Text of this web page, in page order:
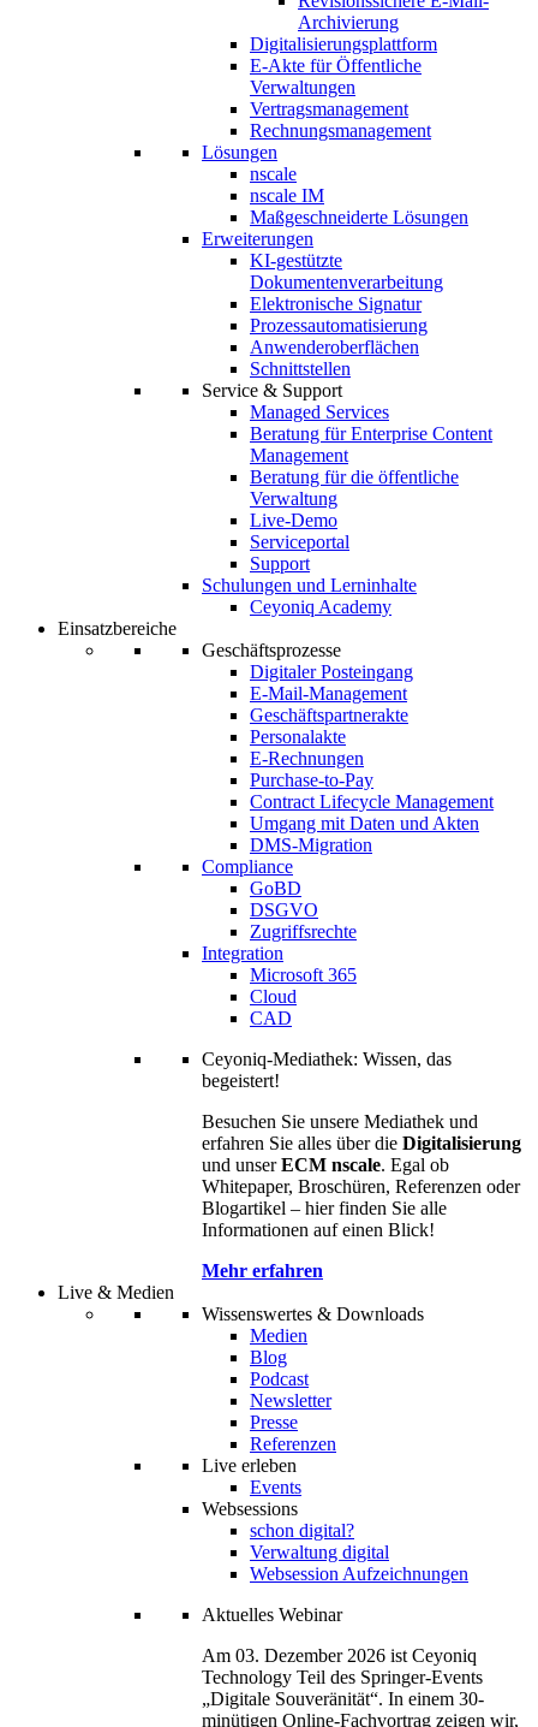
Archivierung
Digitalisierungsplattform
E-Akte für Öffentliche
Verwaltungen
Vertragsmanagement
Rechnungsmanagement
Lösungen
nscale
nscale IM
Maßgeschneiderte Lösungen
Erweiterungen
KI-gestützte
Dokumentenverarbeitung
Elektronische Signatur
Prozessautomatisierung
Anwenderoberflächen
Schnittstellen
Service & Support
Managed Services
Beratung für Enterprise Content
Management
Beratung für die öffentliche
Verwaltung
Live-Demo
Serviceportal
Support
Schulungen und Lerninhalte
Ceyoniq Academy
Einsatzbereiche
Geschäftsprozesse
Digitaler Posteingang
E-Mail-Management
Geschäftspartnerakte
Personalakte
E-Rechnungen
Purchase-to-Pay
Contract Lifecycle Management
Umgang mit Daten und Akten
DMS-Migration
Compliance
GoBD
DSGVO
Zugriffsrechte
Integration
Microsoft 365
Cloud
CAD
Ceyoniq-Mediathek: Wissen, das
begeistert!
Besuchen Sie unsere Mediathek und
erfahren Sie alles über die Digitalisierung
und unserECM nscale. Egal ob
Whitepaper, Broschüren, Referenzen oder
Blogartikel – hier finden Sie alle
Informationen auf einen Blick!
Mehr erfahren
Live & Medien
Wissenswertes & Downloads
Medien
Blog
Podcast
Newsletter
Presse
Referenzen
Live erleben
Events
Websessions
schon digital?
Verwaltung digital
Websession Aufzeichnungen
Aktuelles Webinar
Am 03. Dezember 2026 ist Ceyoniq
Technology Teil des Springer-Events
„Digitale Souveränität“. In einem 30-
minütigen Online-Fachvortrag zeigen wir,